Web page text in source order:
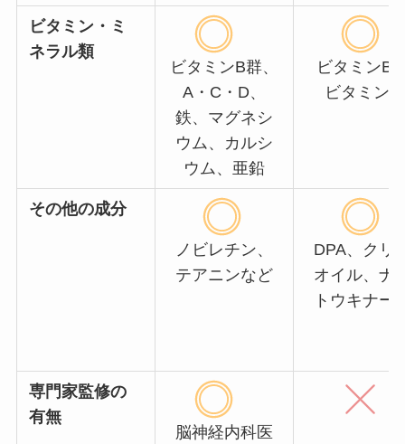
ビタミン・ミ
ネラル類
ビタミンB群、
A・C・D、
鉄、マグネシ
ウム、カルシ
ウム、亜鉛
ビタミンB
ビタミンE
その他の成分
ノビレチン、
テアニンなど
DPA、クリ
オイル、ナ
トウキナー
専門家監修の
有無
脳神経内科医